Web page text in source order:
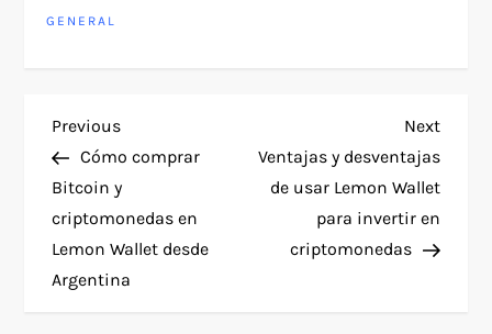
GENERAL
P
o
s
t
Previous
Post
Previous
Cómo comprar
Bitcoin y
criptomonedas en
Lemon Wallet desde
Argentina
Next
Post
Next
Ventajas y desventajas
de usar Lemon Wallet
para invertir en
criptomonedas